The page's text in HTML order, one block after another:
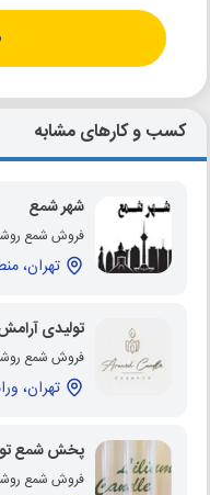
کسب و کارهای مشابه
شهر شمع
فروش شمع
تهران، منطقه 15، محله ابوذر،
تولیدی
فروش شمع
تهران،
پخش شمع
فروش شمع